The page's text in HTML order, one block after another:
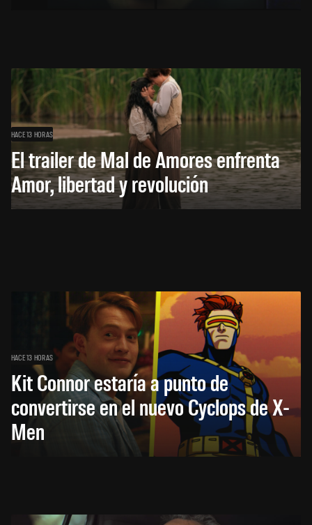
HACE 13 HORAS
El trailer de Mal de Amores enfrenta
Amor, libertad y revolución
HACE 13 HORAS
Kit Connor estaría a punto de
convertirse en el nuevo Cyclops de X-
Men